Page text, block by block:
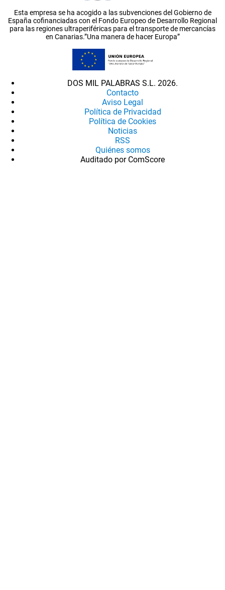
Esta empresa se ha acogido a las subvenciones del Gobierno de
España cofinanciadas con el Fondo Europeo de Desarrollo Regional
para las regiones ultraperiféricas para el transporte de mercancías
en Canarias.”Una manera de hacer Europa”
DOS MIL PALABRAS S.L. 2026.
Contacto
Aviso Legal
Política de Privacidad
Política de Cookies
Noticias
RSS
Quiénes somos
Auditado por ComScore